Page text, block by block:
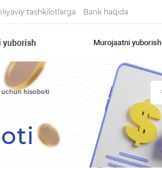
tashkilotlarga Bank haqida
yuborish Murojaatni yuborish
uchun hisoboti